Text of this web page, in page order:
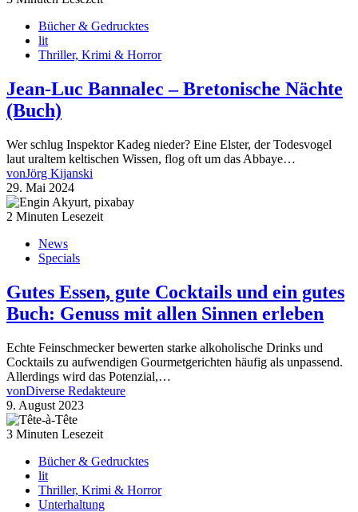
Bücher & Gedrucktes
lit
Thriller, Krimi & Horror
Jean-Luc Bannalec – Bretonische Nächte
(Buch)
Wer schlug Inspektor Kadeg nieder? Eine Elster, der Todesvogel
laut uraltem keltischen Wissen, flog oft um das Abbaye…
vonJörg Kijanski
29. Mai 2024
2 Minuten Lesezeit
News
Specials
Gutes Essen, gute Cocktails und ein gutes
Buch: Genuss mit allen Sinnen erleben
Echte Feinschmecker bewerten starke alkoholische Drinks und
Cocktails zu aufwendigen Gourmetgerichten häufig als unpassend.
Allerdings wird das Potenzial,…
vonDiverse Redakteure
9. August 2023
3 Minuten Lesezeit
Bücher & Gedrucktes
lit
Thriller, Krimi & Horror
Unterhaltung